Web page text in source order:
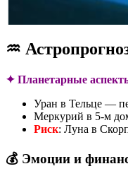
♒
✦ Планетарные
Уран в Тельце —
Меркурий в 5-м
Риск: Луна в
💰 Эмоции и